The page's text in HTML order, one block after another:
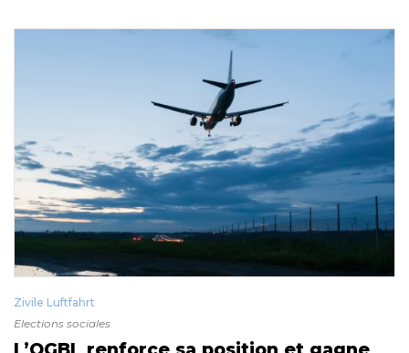
Zivile Luftfahrt
Elections sociales